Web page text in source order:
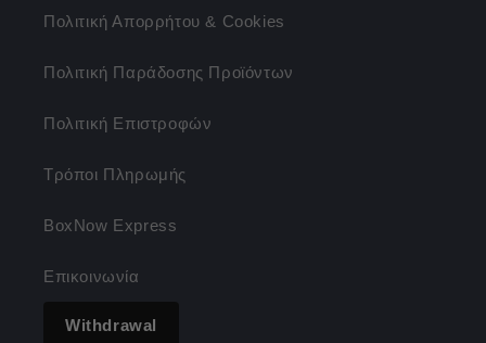
Πολιτική Απορρήτου & Cookies
Πολιτική Παράδοσης Προϊόντων
Πολιτική Επιστροφών
Τρόποι Πληρωμής
BoxNow Express
Επικοινωνία
Withdrawal